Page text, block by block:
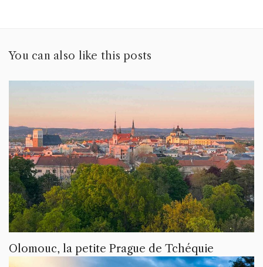
You can also like this posts
Olomouc, la petite Prague de Tchéquie